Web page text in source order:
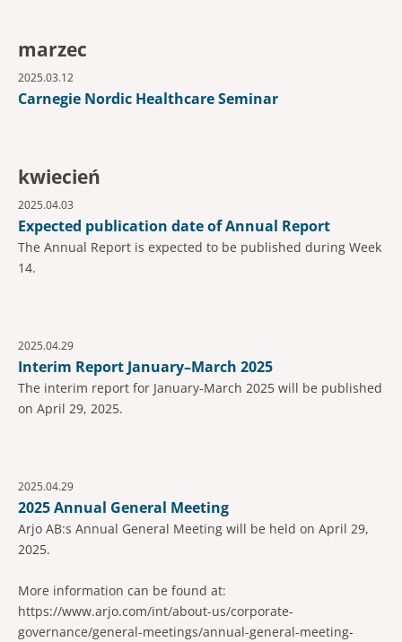
marzec
2025.03.12
Carnegie Nordic Healthcare Seminar
kwiecień
2025.04.03
Expected publication date of Annual Report
The Annual Report is expected to be published during Week
14.
2025.04.29
Interim Report January–March 2025
The interim report for January-March 2025 will be published
on April 29, 2025.
2025.04.29
2025 Annual General Meeting
Arjo AB:s Annual General Meeting will be held on April 29,
2025.
More information can be found at:
https://www.arjo.com/int/about-us/corporate-
governance/general-meetings/annual-general-meeting-